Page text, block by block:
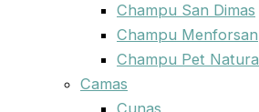
Champu San Dimas
Champu Menforsan
Champu Pet Natura
Camas